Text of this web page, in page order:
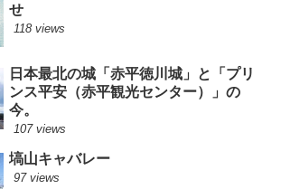
せ
118 views
日本最北の城「赤平徳川城」と「プリ
ンス平安（赤平観光センター）」の
今。
107 views
塙山キャバレー
97 views